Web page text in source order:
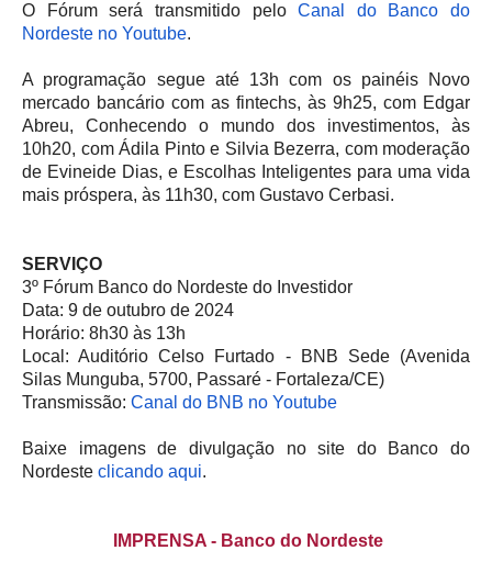
O Fórum será transmitido peloCanal do Banco do
Nordeste no Youtube.
A programação segue até 13h com os painéis Novo
mercado bancário com as fintechs, às 9h25, com Edgar
Abreu, Conhecendo o mundo dos investimentos, às
10h20, com Ádila Pinto e Silvia Bezerra, com moderação
de Evineide Dias, e Escolhas Inteligentes para uma vida
mais próspera, às 11h30, com Gustavo Cerbasi.
SERVIÇO
3º Fórum Banco do Nordeste do Investidor
Data: 9 de outubro de 2024
Horário: 8h30 às 13h
Local: Auditório Celso Furtado - BNB Sede (Avenida
Silas Munguba, 5700, Passaré - Fortaleza/CE)
Transmissão: Canal do BNB no Youtube
Baixe imagens de divulgação no site do Banco do
Nordeste clicando aqui.
IMPRENSA - Banco do Nordeste